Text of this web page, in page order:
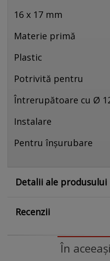
16 x 17 mm
Materie primă
Plastic
Potrivită pentru
Întrerupătoare cu Ø
Instalare
Pentru înșurubare
Detalii ale produsului
Recenzii
În